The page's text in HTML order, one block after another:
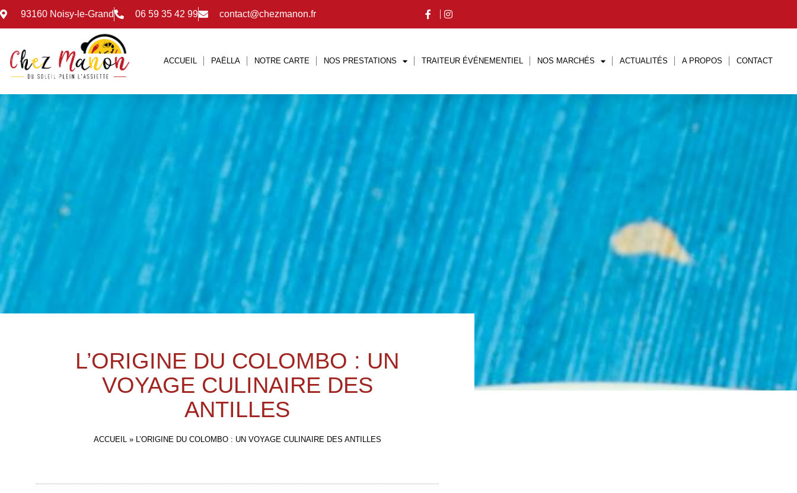
93160 Noisy-le-Grand 06 59 35 42 99 contact@chezmanon.fr
ACCUEIL PAËLLA NOTRE CARTE NOS PRESTATIONS TRAITEUR ÉVÉNEMENTIEL NOS MARCHÉS ACTUALITÉS A PROPOS CONTACT
L’ORIGINE DU COLOMBO : UN
VOYAGE CULINAIRE DES
ANTILLES
ACCUEIL » L’ORIGINE DU COLOMBO : UN VOYAGE CULINAIRE DES ANTILLES